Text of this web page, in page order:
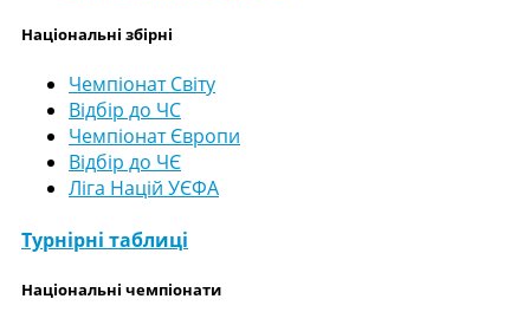
Національні збірні
Чемпіонат Світу
Відбір до ЧС
Чемпіонат Європи
Відбір до ЧЄ
Ліга Націй УЄФА
Турнірні таблиці
Національні чемпіонати